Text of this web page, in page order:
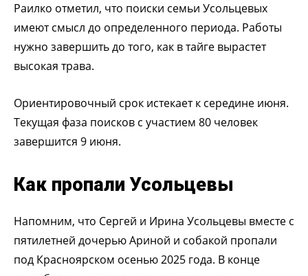
Раилко отметил, что поиски семьи Усольцевых
имеют смысл до определенного периода. Работы
нужно завершить до того, как в тайге вырастет
высокая трава.
Ориентировочный срок истекает к середине июня.
Текущая фаза поисков с участием 80 человек
завершится 9 июня.
Как пропали Усольцевы
Напомним, что Сергей и Ирина Усольцевы вместе с
пятилетней дочерью Ариной и собакой пропали
под Красноярском осенью 2025 года. В конце